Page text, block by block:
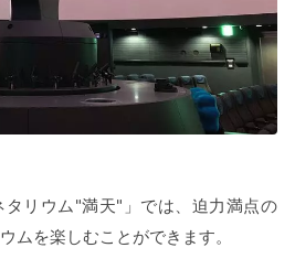
タリウム"満天"」では、迫力満点の
ムを楽しむことができます。